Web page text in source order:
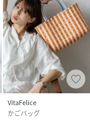
VitaFelice
かごバッグ